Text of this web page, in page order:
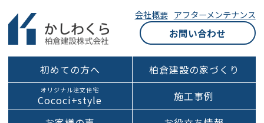
会社概要 アフターメンテナンス
お問い合わせ
初めての方へ 柏倉建設の家づくり
オリジナル注文住宅
Cococi+style
施工事例